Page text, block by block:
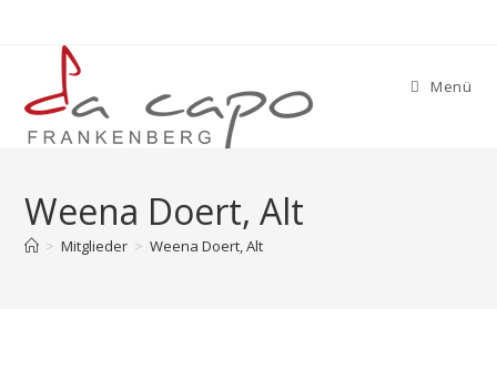
Menü
Weena Doert, Alt
> Mitglieder > Weena Doert, Alt